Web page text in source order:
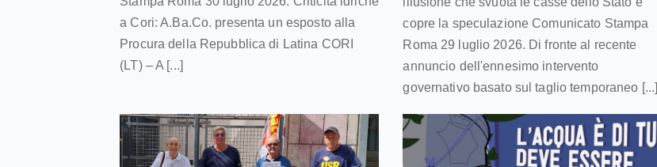
a Cori: A.Ba.Co. presenta un esposto alla
Procura della Repubblica di Latina CORI
(LT) – A [...]
copre la speculazione Comunicato Stampa
Roma 29 luglio 2026. Di fronte al recente
annuncio dell'ennesimo intervento
governativo basato sul taglio temporaneo [...]